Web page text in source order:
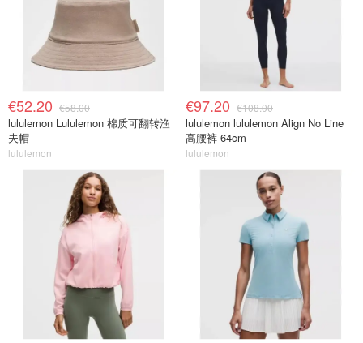
€52.20 €58.00
lululemon Lululemon 棉质可翻转渔
夫帽
lululemon
€97.20 €108.00
lululemon lululemon Align No Line
高腰裤 64cm
lululemon